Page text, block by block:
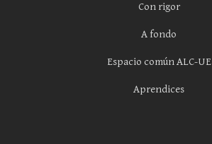
Con rigor
A fondo
Espacio común ALC-UE
Aprendices